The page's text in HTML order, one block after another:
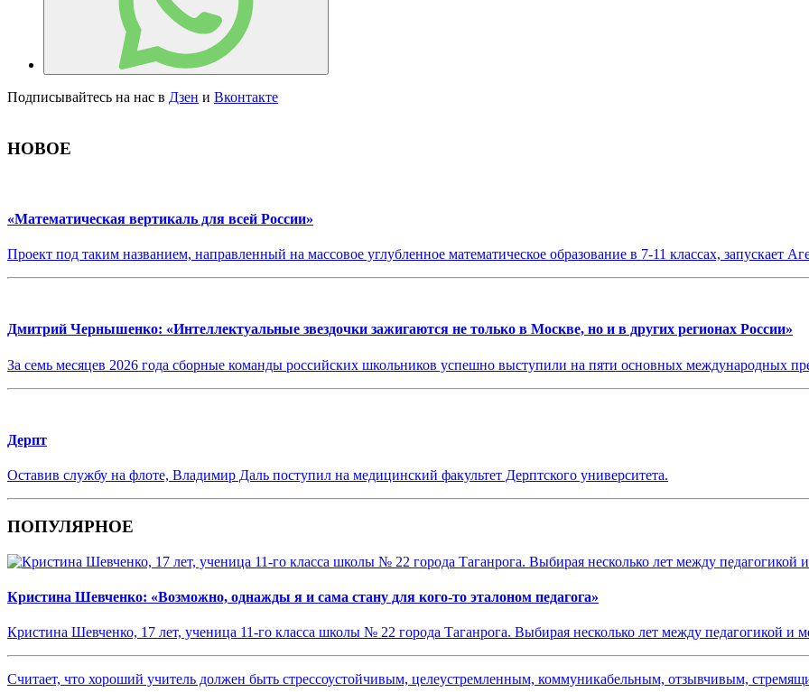
Подписывайтесь на нас в Дзен и Вконтакте
НОВОЕ
«Математическая вертикаль для всей России»
Проект под таким названием, направленный на массовое углубленное математическое образование в 7-11 классах, запускает
Дмитрий Чернышенко: «Интеллектуальные звездочки зажигаются не только в Москве, но и в других регионах России»
За семь месяцев 2026 года сборные команды российских школьников успешно выступили на пяти основных международных
Дерпт
Оставив службу на флоте, Владимир Даль поступил на медицинский факультет Дерптского университета.
ПОПУЛЯРНОЕ
Кристина Шевченко: «Возможно, однажды я и сама стану для кого-то эталоном педагога»
Кристина Шевченко, 17 лет, ученица 11-го класса школы № 22 города Таганрога. Выбирая несколько лет между педагогикой и
Считает, что хороший учитель должен быть стрессоустойчивым, целеустремленным, коммуникабельным, отзывчивым,